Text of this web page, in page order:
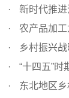
新时代推
农产品加
乡村振兴战
“十四五”时
东北地区